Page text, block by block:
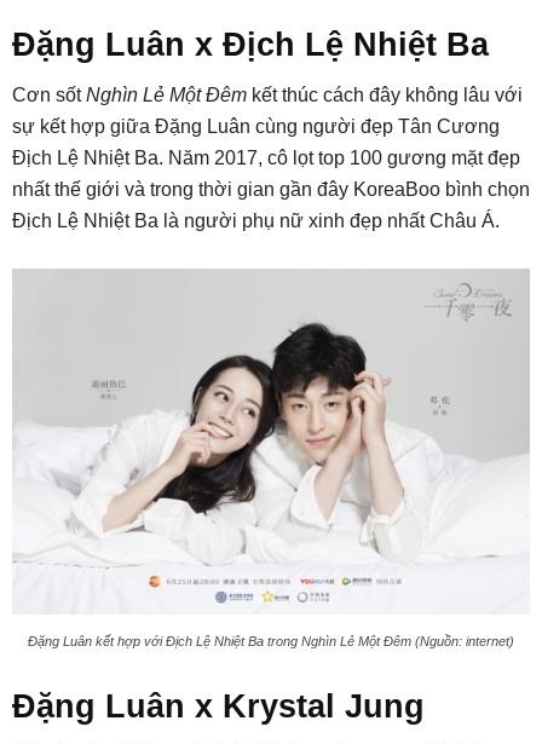
Đặng Luân x Địch Lệ Nhiệt Ba
Cơn sốtNghìn Lẻ Một Đêm kết thúc cách đây không lâu với
sự kết hợp giữa Đặng Luân cùng người đẹp Tân Cương
Địch Lệ Nhiệt Ba. Năm 2017, cô lọt top 100 gương mặt đẹp
nhất thế giới và trong thời gian gần đây KoreaBoo bình chọn
Địch Lệ Nhiệt Ba là người phụ nữ xinh đẹp nhất Châu Á.
Đặng Luân kết hợp với Địch Lệ Nhiệt Ba trong Nghìn Lẻ Một Đêm (Nguồn: internet)
Đặng Luân x Krystal Jung